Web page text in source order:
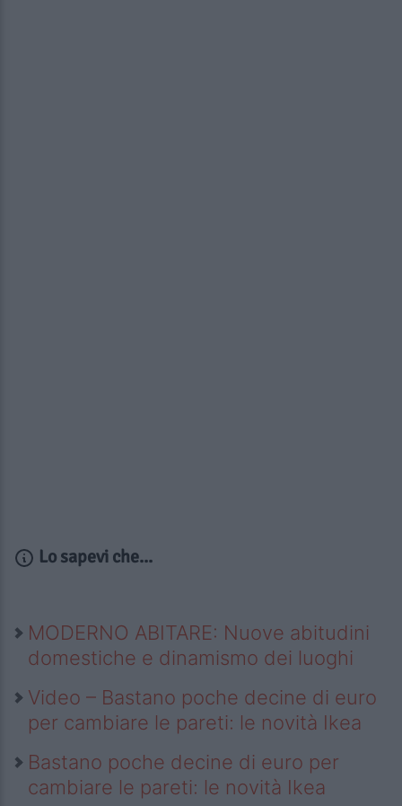
Lo sapevi che...
MODERNO ABITARE: Nuove abitudini
domestiche e dinamismo dei luoghi
Video – Bastano poche decine di euro
per cambiare le pareti: le novità Ikea
Bastano poche decine di euro per
cambiare le pareti: le novità Ikea